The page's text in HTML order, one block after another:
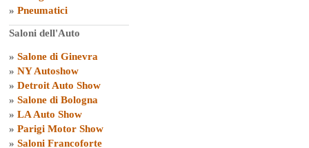
» Pneumatici
Saloni dell'Auto
» Salone di Ginevra
» NY Autoshow
» Detroit Auto Show
» Salone di Bologna
» LA Auto Show
» Parigi Motor Show
» Saloni Francoforte